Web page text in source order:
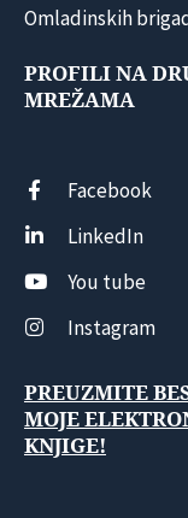
Omladinskih
PROFILI NA
MREŽAMA
Facebook
LinkedIn
You tube
Instagram
PREUZMITE
MOJE
KNJIGE!